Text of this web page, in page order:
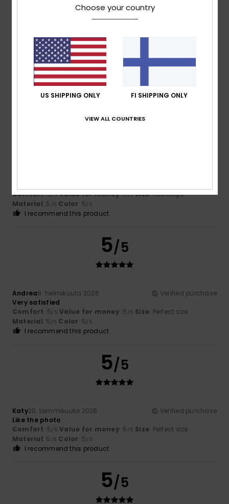
Raluca26. huhtikuuta 2026
Just as described. Colours are accurate.
Comfort: 5/5 Value for money : 5/5 Size: Perfect size
Material: 5/5 Color: 5/5
I recommend this product
5/5
Comfort: 5/5 Value for money: 5/5 Size: Too large
Material: 5 /5 Color: 5/5
I recommend this product
5/5
Andrea8. helmikuuta 2026
Verified purchase
Very satisfied
Comfort: 5/5 Value for money: 5 /5 Size: Perfect size
Material: 5 /5 Color: 5/5
I recommend this product
5/5
Katy20. tammikuuta 2026
Verified purchase
Like the photo
Comfort: 5/5 Value for money: 5 /5 Size: Perfect size
Material: 5 /5 Color: 5/5
I recommend this product
5/5
Choose your country
US SHIPPING ONLY FI SHIPPING ONLY
VIEW ALL COUNTRIES